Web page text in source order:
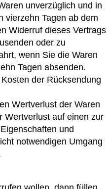
unverzüglich und in
vierzehn Tagen ab dem
Widerruf dieses Vertrags
oder zu
wenn Sie die Waren
Tagen absenden.
der Rücksendung
Wertverlust der Waren
Wertverlust auf einen zur
und
notwendigen Umgang